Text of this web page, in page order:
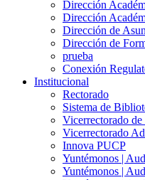
Dirección
Dirección
Dirección de
Dirección de
prueba
Conexión
Institucional
Rectorado
Sistema de
Vicerrectorado
Vicerrectorado
Innova PUCP
Yuntémonos |
Yuntémonos |